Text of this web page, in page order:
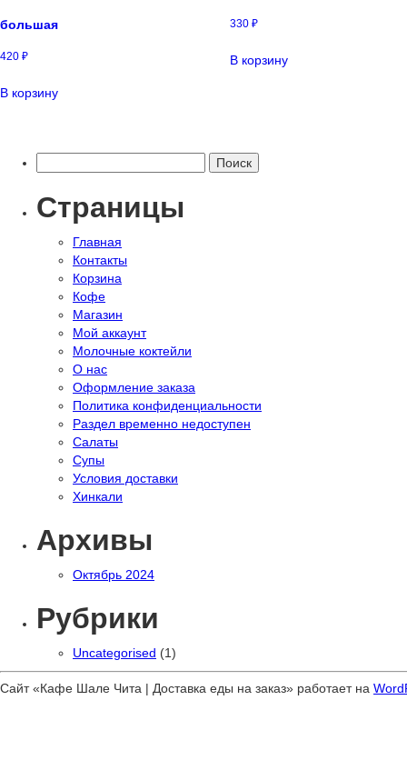
большая
420 ₽
В корзину
330₽
В корзину
Страницы
Главная
Контакты
Корзина
Кофе
Магазин
Мой аккаунт
Молочные коктейли
О нас
Оформление заказа
Политика конфиденциальности
Раздел временно недоступен
Салаты
Супы
Условия доставки
Хинкали
Архивы
Октябрь 2024
Рубрики
Uncategorised (1)
Сайт «Кафе Шале Чита | Доставка еды на заказ» работает на